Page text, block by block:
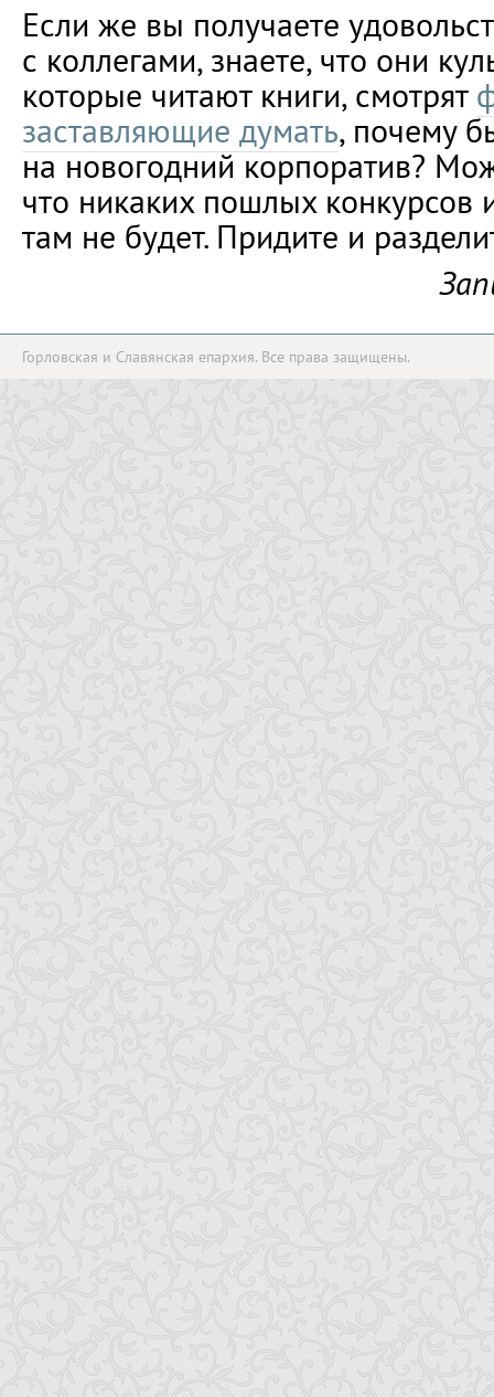
Если же вы получаете
с коллегами, знаете, что они
которые читают книги, смотрят
заставляющие думать, почему
на новогодний корпоратив?
что никаких пошлых конкурсов
там не будет. Придите и
Горловская и Славянская епархия. Все права защищены.